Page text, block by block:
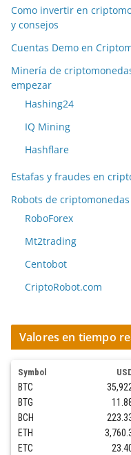
Como invertir en
y consejos
Cuentas Demo en
Minería de
empezar
Hashing24
IQ Mining
Hashflare
Estafas y fraudes en
Robots de criptomonedas
RoboForex
Mt2trading
Centobot
CriptoRobot.com
Valores en tiempo
Symbol
BTC
BTG
BCH
ETH
ETC